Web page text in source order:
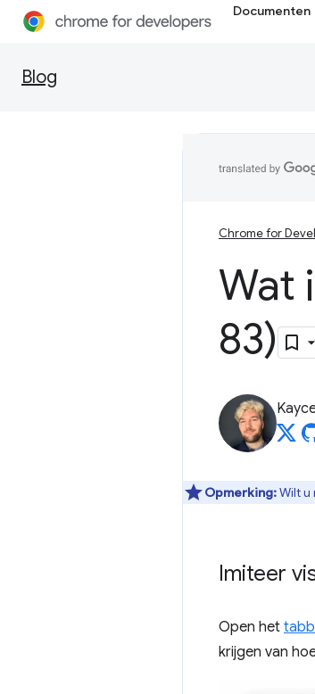
Documenten
Blog
Chrome for
Wat
83)
Opmerking:Wilt u
Imiteer
Open het
krijgen van